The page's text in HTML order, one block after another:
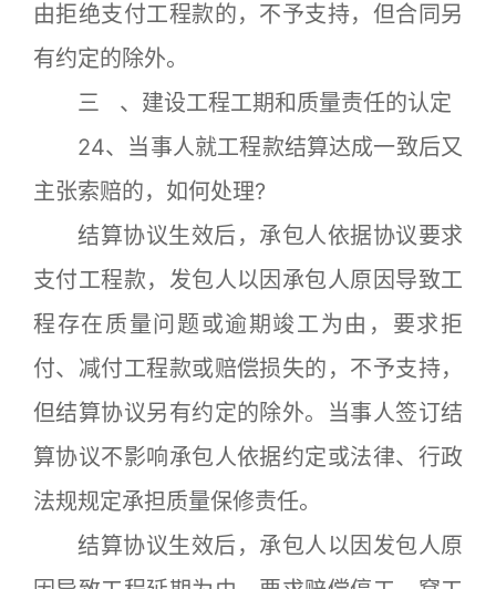
由拒绝支付工程款的，不予支持，但合同另
有约定的除外。
三 、建设工程工期和质量责任的认定
24、当事人就工程款结算达成一致后又
主张索赔的，如何处理?
结算协议生效后，承包人依据协议要求
支付工程款，发包人以因承包人原因导致工
程存在质量问题或逾期竣工为由，要求拒
付、减付工程款或赔偿损失的，不予支持，
但结算协议另有约定的除外。当事人签订结
算协议不影响承包人依据约定或法律、行政
法规规定承担质量保修责任。
结算协议生效后，承包人以因发包人原